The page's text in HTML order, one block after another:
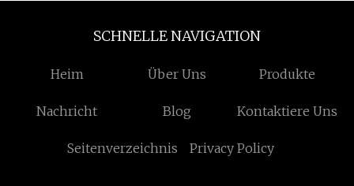
SCHNELLE NAVIGATION
Heim Über Uns Produkte
Nachricht Blog Kontaktiere Uns
Seitenverzeichnis Privacy Policy